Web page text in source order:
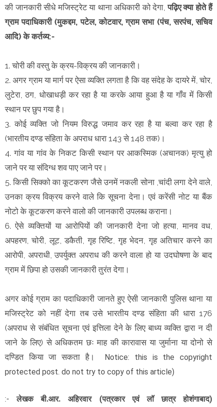
की जानकारी सीधे मजिस्ट्रेट या थाना अधिकारी को देगा,पढ़िए क्या होते हैं
ग्राम पदाधिकारी (मुकद्दम, पटेल, कोटवार, ग्राम सभा (पंच, सरपंच, सचिव
आदि) के कर्तव्य:-
1. चोरी की वस्तु के क्रय-विक्रय की जानकारी।
2. अगर ग्राम या मार्ग पर ऐसा व्यक्ति लगता है कि वह संदेह के दायरे में, चोर,
लुटेरा, ठग, धोखाधड़ी कर रहा है या करके आया हुआ है या गाँव में किसी
स्थान पर छुप गया है।
3. कोई व्यक्ति जो नियम विरुद्ध जमाव कर रहा है या बल्वा कर रहा है
(भारतीय दण्ड संहिता के अपराध धारा 143 से 148 तक)।
4. गांव या गांव के निकट किसी स्थान पर आकस्मिक (अचानक) मृत्यु हो
जाने पर या संदिग्ध शव पाए जाने पर।
5. किसी सिक्को का कूटकरण जैसे उनमें नकली सोना ,चांदी लगा देने वाले,
उनका क्रय विक्रय करने वाले कि सूचना देना। एवं करेंसी नोट या बैंक
नोटो के कूटकरण करने वालो की जानकारी उपलब्ध कराना।
6. ऐसे व्यक्तियों या आरोपियों की जानकारी देना जो हत्या, मानव वध,
अपहरण, चोरी, लूट, डकैती, गृह रिष्टि, गृह भेदन, गृह अतिचार करने का
आरोपी, अपराधी, उपर्युक्त अपराध की करने वाला हो या उदघोषणा के बाद
ग्राम में छिपा हो उसकी जानकारी तुरंत देगा।
अगर कोई ग्राम का पदाधिकारी जानते हुए ऐसी जानकारी पुलिस थाना या
मजिस्ट्रेट को नहीं देगा तब उसे भारतीय दण्ड संहिता की धारा 176
(अपराध से संबंधित सूचना एवं इत्तिला देने के लिए बाध्य व्यक्ति द्वारा न दी
जाने के लिए) से अधिकतम छः माह की कारावास या जुर्माना या दोनो से
दण्डित किया जा सकता है।
Notice: this is the copyright
protected post. do not try to copy of this article)
:-लेखकबी.आर. अहिरवार (पत्रकार एवं लॉ छात्र होशंगाबाद)